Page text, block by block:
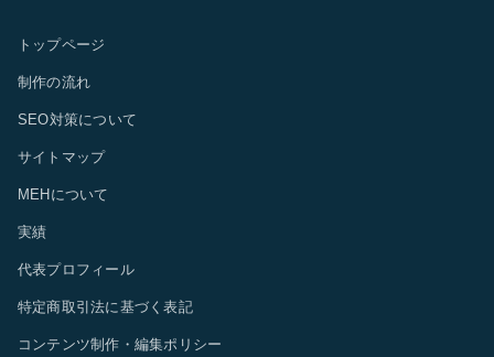
トップページ
制作の流れ
SEO対策について
サイトマップ
MEHについて
実績
代表プロフィール
特定商取引法に基づく表記
コンテンツ制作・編集ポリシー